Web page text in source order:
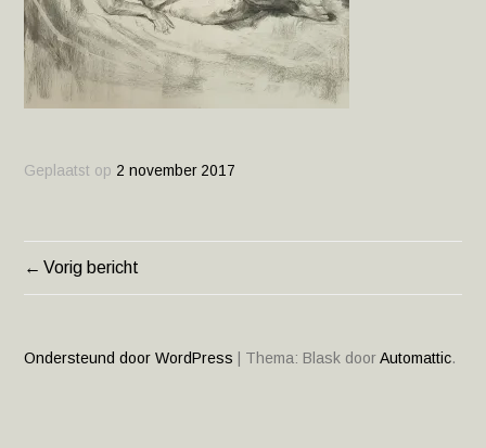
Geplaatst op 2 november 2017
BERICHT
Vorig bericht
Ondersteund door WordPress Thema: Blask doorAutomattic.